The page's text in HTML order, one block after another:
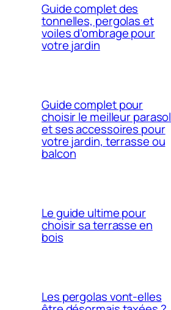
Guide complet des
tonnelles, pergolas et
voiles d’ombrage pour
votre jardin
Guide complet pour
choisir le meilleur parasol
et ses accessoires pour
votre jardin, terrasse ou
balcon
Le guide ultime pour
choisir sa terrasse en
bois
Les pergolas vont-elles